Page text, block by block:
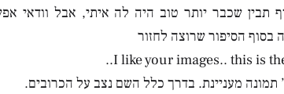
תבין שכבר יותר טוב היה לה איתי, אבל וודאי
בסוף הסיפור שרוצה לחזור
I like your images.. this is
תמונה מעניינת. בדרך כלל השם נצב על הכרובים.